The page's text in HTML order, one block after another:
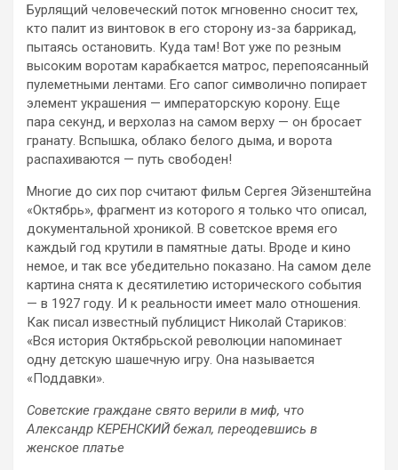
Бурлящий человеческий поток мгновенно сносит тех,
кто палит из винтовок в его сторону из-за баррикад,
пытаясь остановить. Куда там! Вот уже по резным
высоким воротам карабкается матрос, перепоясанный
пулеметными лентами. Его сапог символично попирает
элемент украшения — императорскую корону. Еще
пара секунд, и верхолаз на самом верху — он бросает
гранату. Вспышка, облако белого дыма, и ворота
распахиваются — путь свободен!
Многие до сих пор считают фильм Сергея Эйзенштейна
«Октябрь», фрагмент из которого я только что описал,
документальной хроникой. В советское время его
каждый год крутили в памятные даты. Вроде и кино
немое, и так все убедительно показано. На самом деле
картина снята к десятилетию исторического события
— в 1927 году. И к реальности имеет мало отношения.
Как писал известный публицист Николай Стариков:
«Вся история Октябрьской революции напоминает
одну детскую шашечную игру. Она называется
«Поддавки».
Советские граждане свято верили в миф, что
Александр КЕРЕНСКИЙ бежал, переодевшись в
женское платье